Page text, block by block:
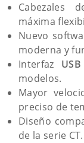
Cabezales
máxima
Nuevo
moderna y
Interfaz
modelos.
Mayor
preciso de
Diseño
de la serie CT.